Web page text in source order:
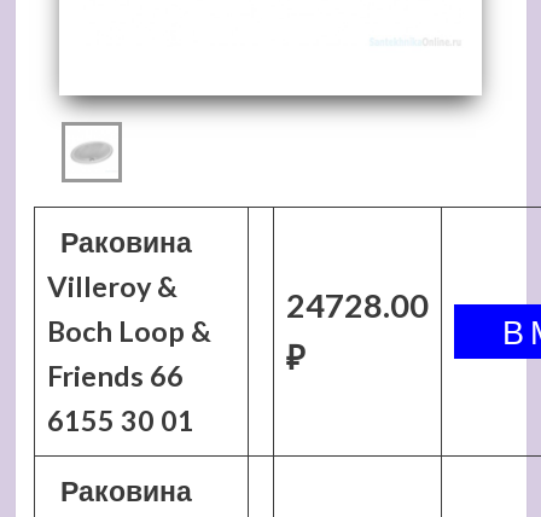
Раковина
Villeroy &
Boch Loop &
Friends 66
6155 30 01
24728.00
₽
Раковина